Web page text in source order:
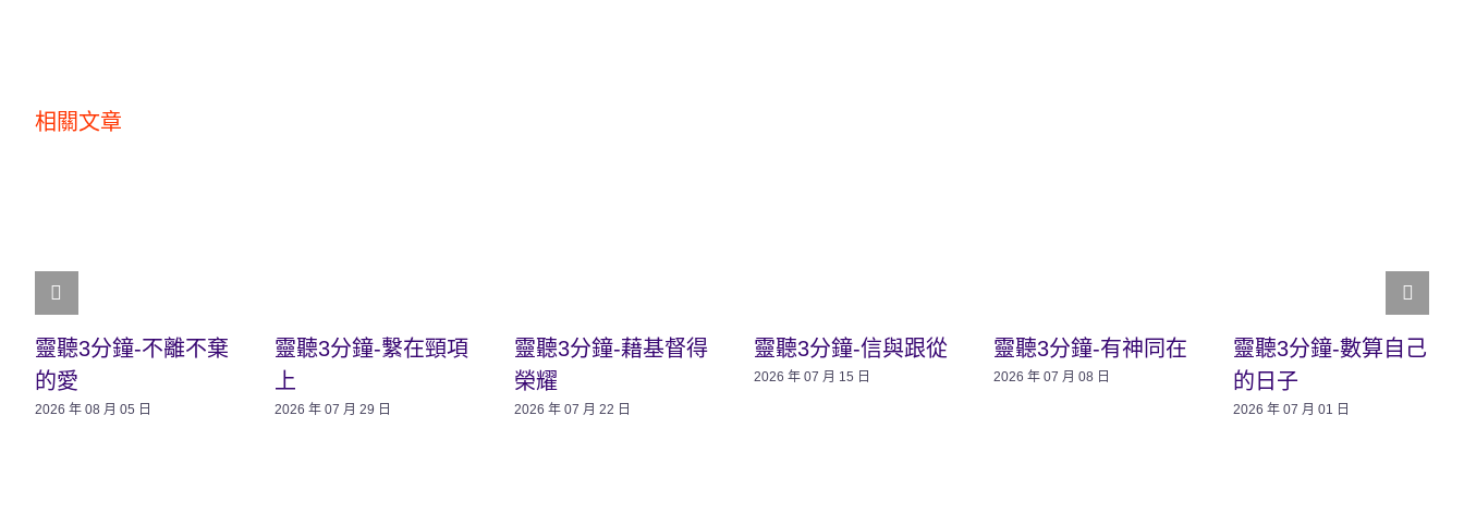
相關文章
靈聽3分鐘-不離不棄
的愛
2026 年 08 月 05 日
靈聽3分鐘-繫在頸項
上
2026 年 07 月 29 日
靈聽3分鐘-藉基督得
榮耀
2026 年 07 月 22 日
靈聽3分鐘-信與跟從
2026 年 07 月 15 日
靈聽3分鐘-有神同在
2026 年 07 月 08 日
靈聽3分鐘-數算自己
的日子
2026 年 07 月 01 日